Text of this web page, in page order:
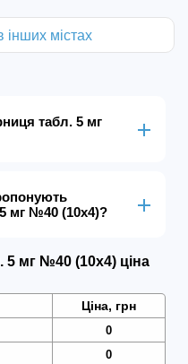
інших містах
табл. 5 мг
мг №40 (10х4)?
5 мг №40 (10х4) ціна
Ціна, грн
0
0